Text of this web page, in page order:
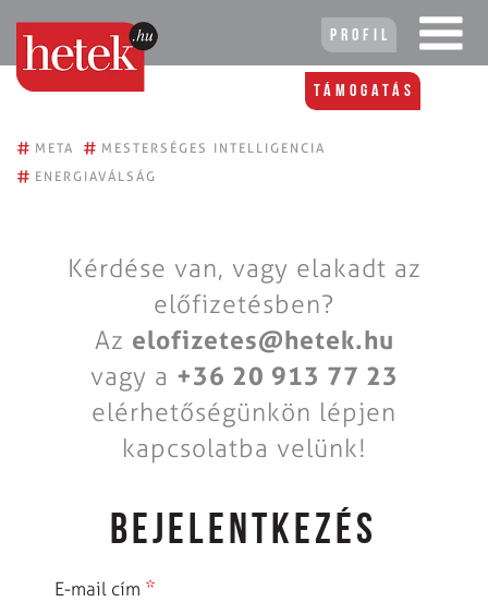
Profil
Támogatás
# META # MESTERSÉGES INTELLIGENCIA
# ENERGIAVÁLSÁG
Kérdése van, vagy elakadt az
előfizetésben?
Az elofizetes@hetek.hu
vagy a +36 20 913 77 23
elérhetőségünkön lépjen
kapcsolatba velünk!
BEJELENTKEZÉS
E-mail cím *